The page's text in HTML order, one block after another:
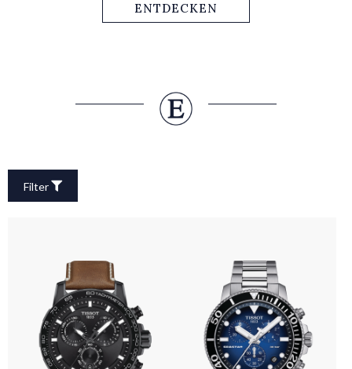
„Cockpit“ für die verschiedenen Funktionen dieser Uhr ist.
Das aktuellste Modell, die T-Touch Connect Solar, ist ein
ENTDECKEN
Filter